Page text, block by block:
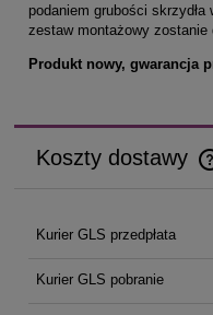
podaniem grubości
zestaw montażowy
Produkt nowy, gwarancja
Koszty dostawy
Cena nie zawiera
Kurier GLS przedpłata
Kurier GLS pobranie